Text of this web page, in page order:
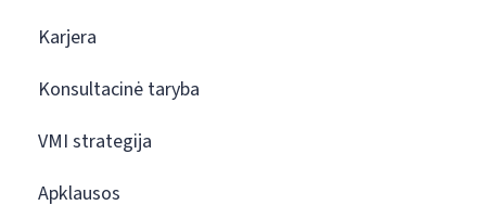
Karjera
Konsultacinė taryba
VMI strategija
Apklausos